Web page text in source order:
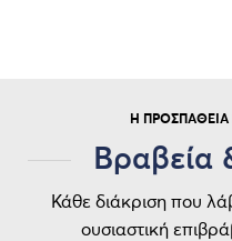
Η ΠΡΟΣΠΆΘΕΙΆ
Βραβεία
Κάθε διάκριση που
ουσιαστική